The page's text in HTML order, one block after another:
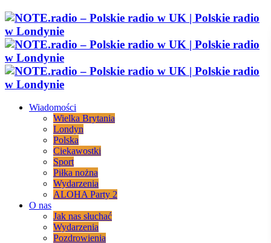
Wiadomości
Wielka Brytania
Londyn
Polska
Ciekawostki
Sport
Piłka nożna
Wydarzenia
ALOHA Party 2
O nas
Jak nas słuchać
Wydarzenia
Pozdrowienia